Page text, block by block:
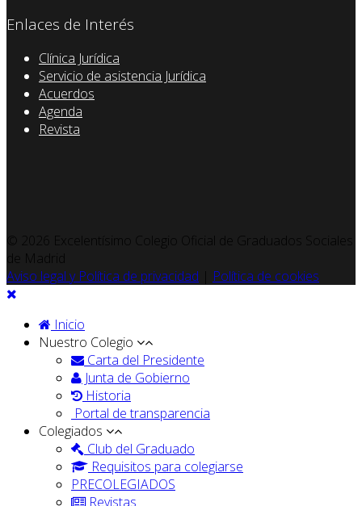
Enlaces de Interés
Clínica Jurídica
Servicio de asistencia Jurídica
Acuerdos
Agenda
Revista
© 2026 Excelentísimo Colegio Oficial de Graduados Sociales
de Madrid
Aviso legal y Política de privacidad
Política de cookies
Inicio
Nuestro Colegio
Carta del Presidente
Junta de Gobierno
Historia
Portal de transparencia
Colegiados
Club del Graduado
Requisitos para colegiarse
PRECOLEGIADOS
Revistas